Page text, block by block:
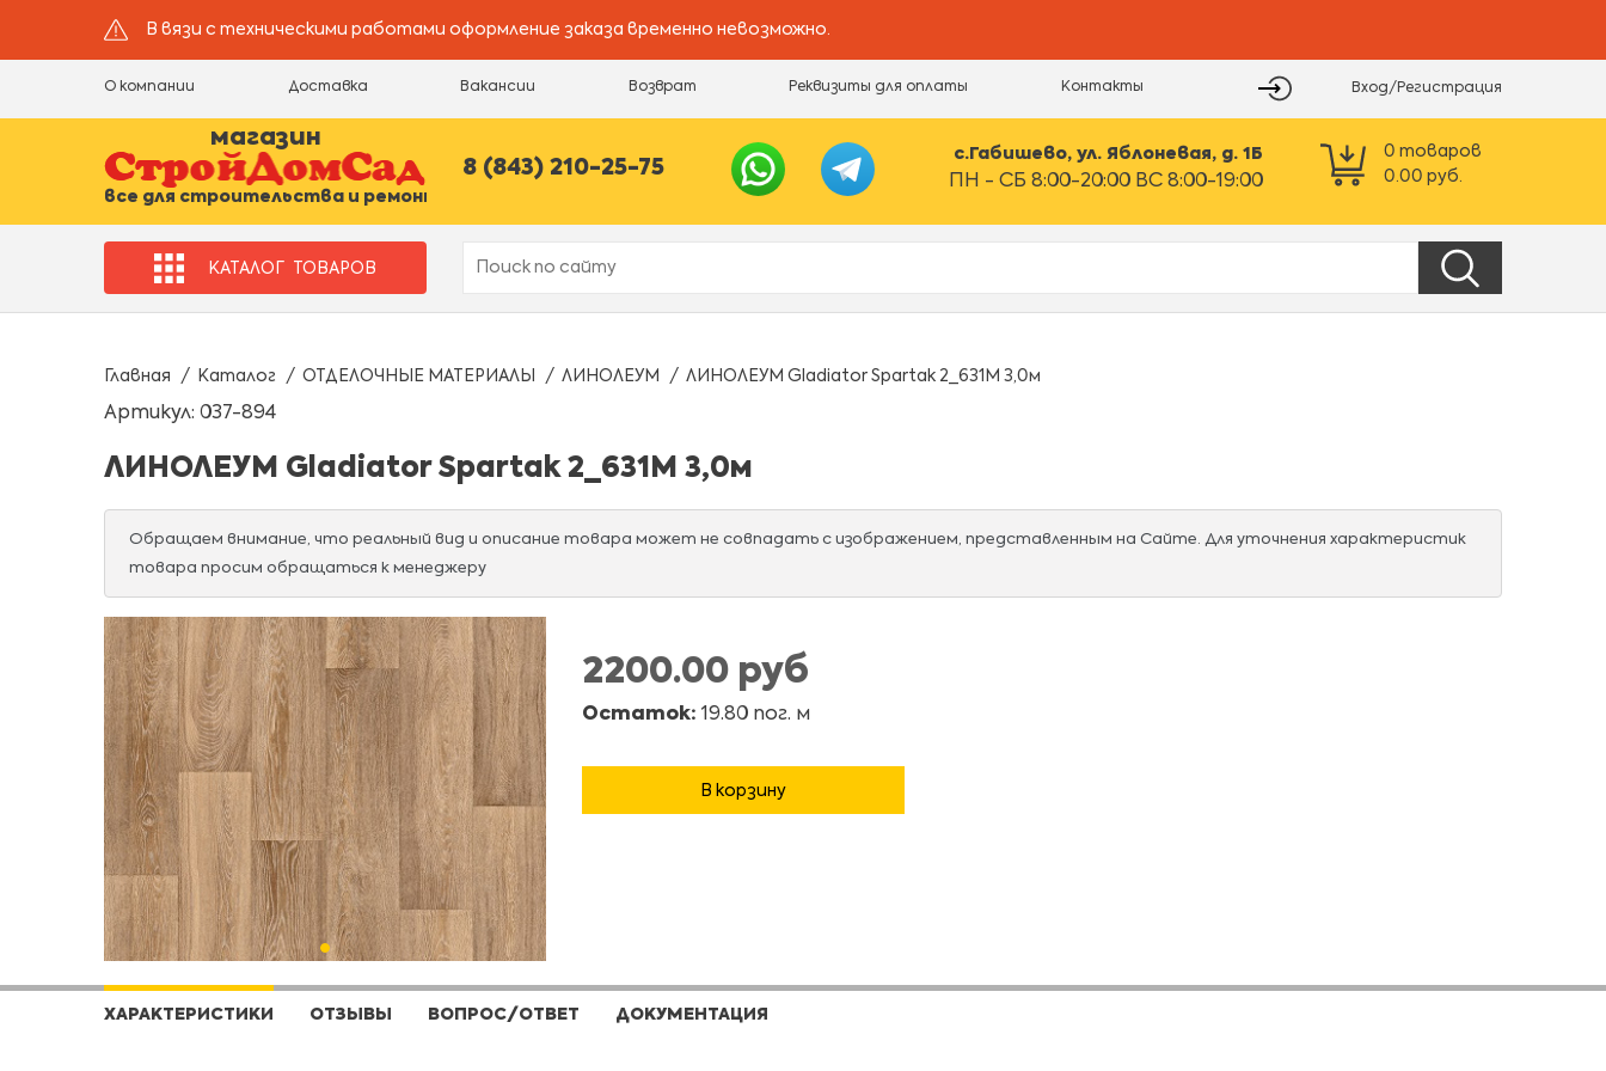
В вязи с техническими работами оформление заказа временно невозможно.
О компании Доставка Вакансии Возврат Реквизиты для оплаты Контакты Вход/Регистрация
магазин
все для строительства и ремонта
8 (843) 210-25-75
с.Габишево, ул. Яблоневая, д. 1Б
ПН - СБ 8:00-20:00 ВС 8:00-19:00
0 товаров
0.00 руб.
КАТАЛОГ ТОВАРОВ
Главная Каталог ОТДЕЛОЧНЫЕ МАТЕРИАЛЫ ЛИНОЛЕУМ ЛИНОЛЕУМ Gladiator Spartak 2_631M 3,0м
Артикул: 037-894
ЛИНОЛЕУМ Gladiator Spartak 2_631M 3,0м
Обращаем внимание, что реальный вид и описание товара может не совпадать с изображением, представленным на Сайте. Для уточнения характеристик
товара просим обращаться к менеджеру
2200.00 руб
Остаток: 19.80 пог. м
В корзину
ХАРАКТЕРИСТИКИ ОТЗЫВЫ ВОПРОС/ОТВЕТ ДОКУМЕНТАЦИЯ